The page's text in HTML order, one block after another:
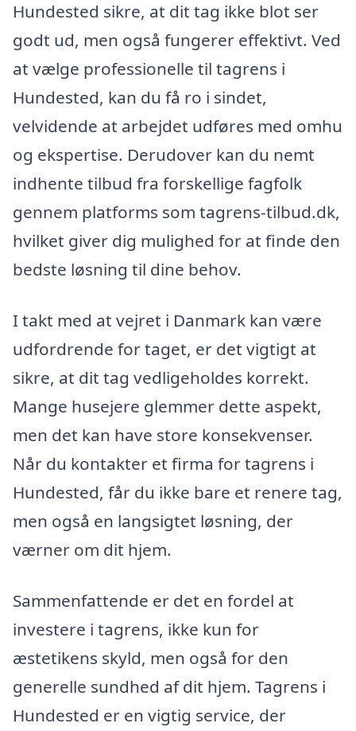
Hundested sikre, at dit tag ikke blot ser
godt ud, men også fungerer effektivt. Ved
at vælge professionelle til tagrens i
Hundested, kan du få ro i sindet,
velvidende at arbejdet udføres med omhu
og ekspertise. Derudover kan du nemt
indhente tilbud fra forskellige fagfolk
gennem platforms som tagrens-tilbud.dk,
hvilket giver dig mulighed for at finde den
bedste løsning til dine behov.
I takt med at vejret i Danmark kan være
udfordrende for taget, er det vigtigt at
sikre, at dit tag vedligeholdes korrekt.
Mange husejere glemmer dette aspekt,
men det kan have store konsekvenser.
Når du kontakter et firma for tagrens i
Hundested, får du ikke bare et renere tag,
men også en langsigtet løsning, der
værner om dit hjem.
Sammenfattende er det en fordel at
investere i tagrens, ikke kun for
æstetikens skyld, men også for den
generelle sundhed af dit hjem. Tagrens i
Hundested er en vigtig service, der